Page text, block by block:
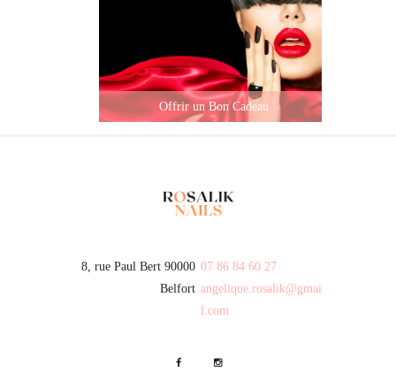
Offrir un Bon Cadeau
07 86 84 60 27
angelique.rosalik@gmai
l.com
8, rue Paul Bert 90000
Belfort